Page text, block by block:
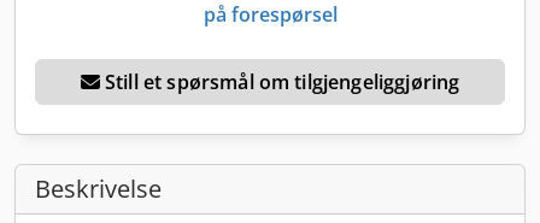
på forespørsel
Still et spørsmål om tilgjengeliggjøring
Beskrivelse